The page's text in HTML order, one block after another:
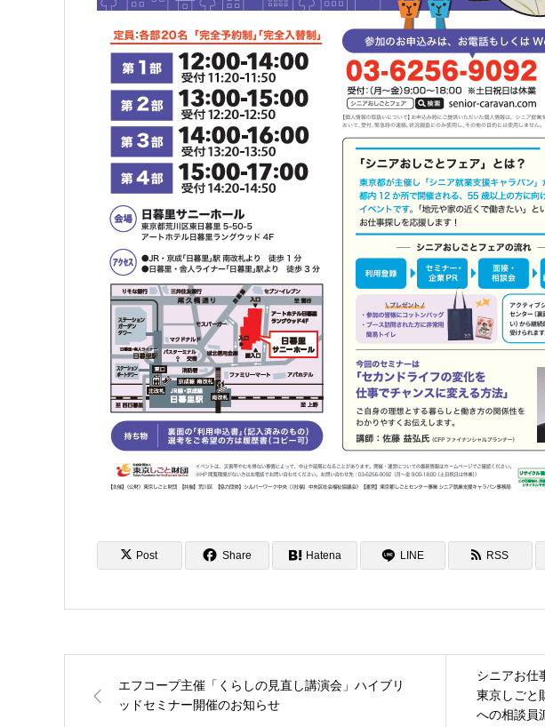
Post Share Hatena LINE RSS
エフコープ主催「くらしの見直し講演会」ハイブリ
ッドセミナー開催のお知らせ
シニアお仕
東京しごと
への相談員